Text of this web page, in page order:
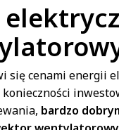
się cenami energii
konieczności
bardzo